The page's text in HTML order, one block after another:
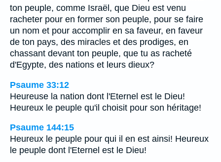
ton peuple, comme Israël, que Dieu est venu
racheter pour en former son peuple, pour se faire
un nom et pour accomplir en sa faveur, en faveur
de ton pays, des miracles et des prodiges, en
chassant devant ton peuple, que tu as racheté
d'Egypte, des nations et leurs dieux?
Psaume 33:12
Heureuse la nation dont l'Eternel est le Dieu!
Heureux le peuple qu'il choisit pour son héritage!
Psaume 144:15
Heureux le peuple pour qui il en est ainsi! Heureux
le peuple dont l'Eternel est le Dieu!